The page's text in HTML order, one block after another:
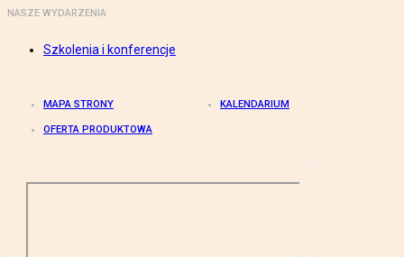
NASZE WYDARZENIA
Szkolenia i konferencje
MAPA STRONY KALENDARIUM
OFERTA PRODUKTOWA